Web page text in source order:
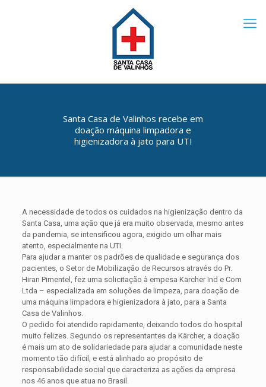
Santa Casa de Valinhos recebe em
doação máquina limpadora e
higienizadora à jato para UTI
A necessidade de todos os cuidados na higienização dentro da
Santa Casa, uma ação que já era muito observada, mesmo antes
da pandemia, se intensificou agora, exigido um olhar mais
atento, especialmente na UTI.
Para ajudar a manter os padrões de qualidade e segurança dos
pacientes, o Setor de Mobilização de Recursos através do Pr.
Hiran Pimentel, fez uma solicitação à empesa Kärcher Ind e Com
Ltda – especializada em soluções de limpeza, para doação de
uma máquina limpadora e higienizadora à jato, para a Santa
Casa de Valinhos.
O pedido foi atendido rapidamente, deixando todos do hospital
muito felizes. Segundo os representantes da Kärcher, a doação
é mais um ato de solidariedade para ajudar a comunidade neste
momento tão difícil, e está alinhado ao propósito de
responsabilidade social que caracteriza as ações da empresa
nos 46 anos que atua no Brasil.